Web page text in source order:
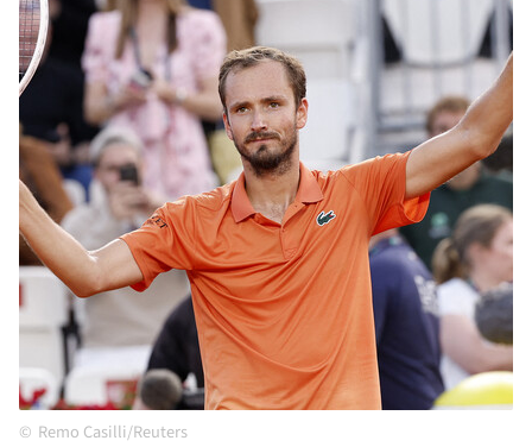
Remo Casilli/Reuters